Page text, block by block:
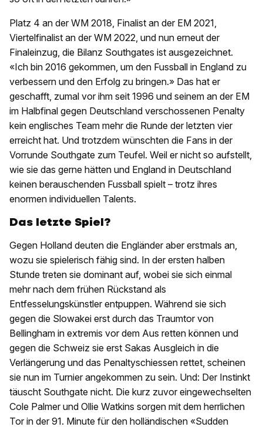
Platz 4 an der WM 2018, Finalist an der EM 2021,
Viertelfinalist an der WM 2022, und nun erneut der
Finaleinzug, die Bilanz Southgates ist ausgezeichnet.
«Ich bin 2016 gekommen, um den Fussball in England zu
verbessern und den Erfolg zu bringen.» Das hat er
geschafft, zumal vor ihm seit 1996 und seinem an der EM
im Halbfinal gegen Deutschland verschossenen Penalty
kein englisches Team mehr die Runde der letzten vier
erreicht hat. Und trotzdem wünschten die Fans in der
Vorrunde Southgate zum Teufel. Weil er nicht so aufstellt,
wie sie das gerne hätten und England in Deutschland
keinen berauschenden Fussball spielt – trotz ihres
enormen individuellen Talents.
Das letzte Spiel?
Gegen Holland deuten die Engländer aber erstmals an,
wozu sie spielerisch fähig sind. In der ersten halben
Stunde treten sie dominant auf, wobei sie sich einmal
mehr nach dem frühen Rückstand als
Entfesselungskünstler entpuppen. Während sie sich
gegen die Slowakei erst durch das Traumtor von
Bellingham in extremis vor dem Aus retten können und
gegen die Schweiz sie erst Sakas Ausgleich in die
Verlängerung und das Penaltyschiessen rettet, scheinen
sie nun im Turnier angekommen zu sein. Und: Der Instinkt
täuscht Southgate nicht. Die kurz zuvor eingewechselten
Cole Palmer und Ollie Watkins sorgen mit dem herrlichen
Tor in der 91. Minute für den holländischen «Sudden